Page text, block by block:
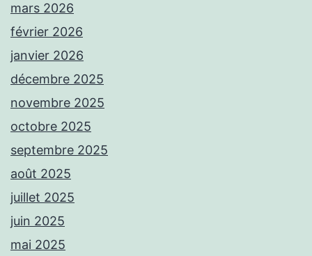
mars 2026
février 2026
janvier 2026
décembre 2025
novembre 2025
octobre 2025
septembre 2025
août 2025
juillet 2025
juin 2025
mai 2025